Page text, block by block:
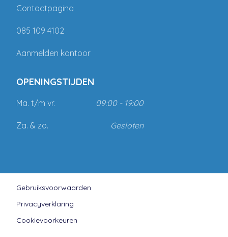
Contactpagina
085 109 4102
Aanmelden kantoor
OPENINGSTIJDEN
Ma. t/m vr. 09:00 - 19:00
Za. & zo. Gesloten
Gebruiksvoorwaarden
Privacyverklaring
Cookievoorkeuren